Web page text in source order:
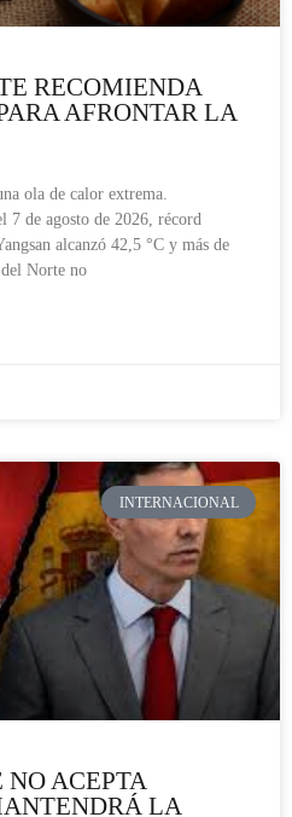
RECOMIENDA
AFRONTAR LA
ola de calor extrema.
7 de agosto de 2026, récord
alcanzó 42,5 °C y más de
Norte no
INTERNACIONAL
ACEPTA
LA